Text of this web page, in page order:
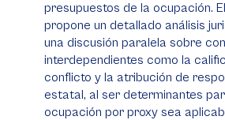
presupuestos de la ocupación.
propone un detallado análisis
una discusión paralela sobre
interdependientes como la
conflicto y la atribución de
estatal, al ser determinantes
ocupación por proxy sea